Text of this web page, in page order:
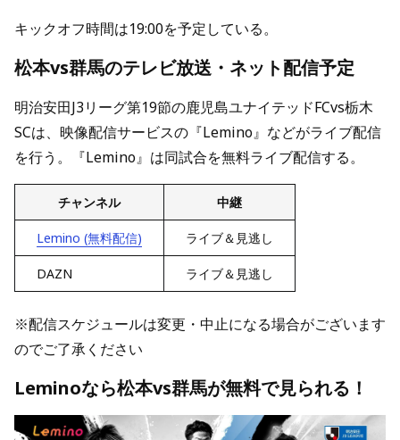
キックオフ時間は19:00を予定している。
松本vs群馬のテレビ放送・ネット配信予定
明治安田J3リーグ第19節の鹿児島ユナイテッドFCvs栃木
SCは、映像配信サービスの『Lemino』などがライブ配信
を行う。『Lemino』は同試合を無料ライブ配信する。
チャンネル 中継
Lemino (無料配信) ライブ＆見逃し
DAZN ライブ＆見逃し
※配信スケジュールは変更・中止になる場合がございます
のでご了承ください
Leminoなら松本vs群馬が無料で見られる！